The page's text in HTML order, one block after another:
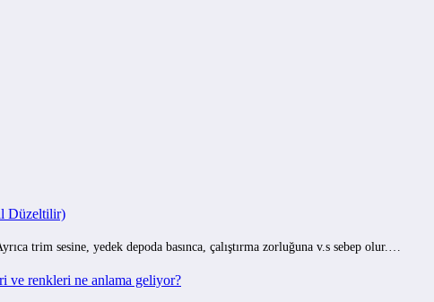
Düzeltilir)
trim sesine, yedek depoda basınca, çalıştırma zorluğuna v.s sebep olur.…
ve renkleri ne anlama geliyor?